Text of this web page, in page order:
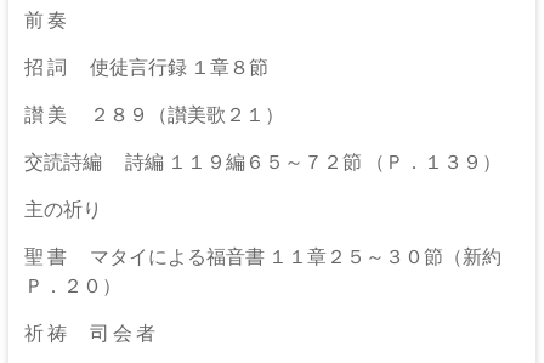
団
伊
那
坂
下
教
会
イ
前 奏
招 詞 使徒言行録 １章８節
讃 美 ２８９（讃美歌２１）
交読詩編 詩編 １１９編６５～７２節 （Ｐ．１３９）
主の祈り
聖 書 マタイによる福音書 １１章２５～３０節（新約
Ｐ．２０）
祈 祷 司 会 者